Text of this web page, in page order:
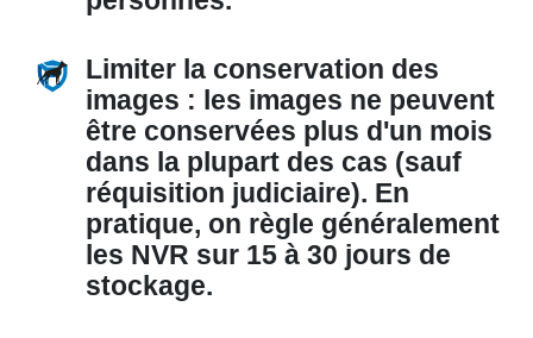
Limiter la conservation des
images : les images ne peuvent
être conservées plus d'un mois
dans la plupart des cas (sauf
réquisition judiciaire). En
pratique, on règle généralement
les NVR sur 15 à 30 jours de
stockage.